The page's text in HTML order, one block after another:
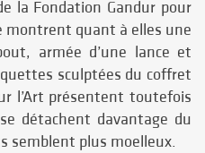
la Fondation Gandur pour
montrent quant à elles une
armée d’une lance et
sculptées du coffret
l’Art présentent toutefois
détachent davantage du
semblent plus moelleux.